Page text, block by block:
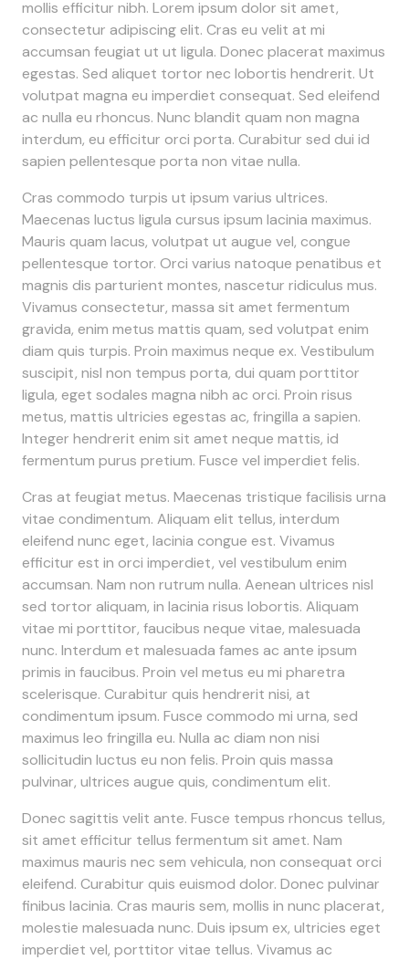
mollis efficitur nibh. Lorem ipsum dolor sit amet,
consectetur adipiscing elit. Cras eu velit at mi
accumsan feugiat ut ut ligula. Donec placerat maximus
egestas. Sed aliquet tortor nec lobortis hendrerit. Ut
volutpat magna eu imperdiet consequat. Sed eleifend
ac nulla eu rhoncus. Nunc blandit quam non magna
interdum, eu efficitur orci porta. Curabitur sed dui id
sapien pellentesque porta non vitae nulla.
Cras commodo turpis ut ipsum varius ultrices.
Maecenas luctus ligula cursus ipsum lacinia maximus.
Mauris quam lacus, volutpat ut augue vel, congue
pellentesque tortor. Orci varius natoque penatibus et
magnis dis parturient montes, nascetur ridiculus mus.
Vivamus consectetur, massa sit amet fermentum
gravida, enim metus mattis quam, sed volutpat enim
diam quis turpis. Proin maximus neque ex. Vestibulum
suscipit, nisl non tempus porta, dui quam porttitor
ligula, eget sodales magna nibh ac orci. Proin risus
metus, mattis ultricies egestas ac, fringilla a sapien.
Integer hendrerit enim sit amet neque mattis, id
fermentum purus pretium. Fusce vel imperdiet felis.
Cras at feugiat metus. Maecenas tristique facilisis urna
vitae condimentum. Aliquam elit tellus, interdum
eleifend nunc eget, lacinia congue est. Vivamus
efficitur est in orci imperdiet, vel vestibulum enim
accumsan. Nam non rutrum nulla. Aenean ultrices nisl
sed tortor aliquam, in lacinia risus lobortis. Aliquam
vitae mi porttitor, faucibus neque vitae, malesuada
nunc. Interdum et malesuada fames ac ante ipsum
primis in faucibus. Proin vel metus eu mi pharetra
scelerisque. Curabitur quis hendrerit nisi, at
condimentum ipsum. Fusce commodo mi urna, sed
maximus leo fringilla eu. Nulla ac diam non nisi
sollicitudin luctus eu non felis. Proin quis massa
pulvinar, ultrices augue quis, condimentum elit.
Donec sagittis velit ante. Fusce tempus rhoncus tellus,
sit amet efficitur tellus fermentum sit amet. Nam
maximus mauris nec sem vehicula, non consequat orci
eleifend. Curabitur quis euismod dolor. Donec pulvinar
finibus lacinia. Cras mauris sem, mollis in nunc placerat,
molestie malesuada nunc. Duis ipsum ex, ultricies eget
imperdiet vel, porttitor vitae tellus. Vivamus ac